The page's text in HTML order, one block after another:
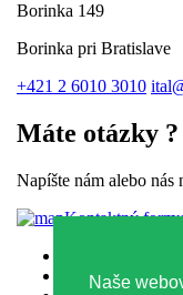
Naše
Borinka 149
Borinka pri Bratislave
+421 2 6010 3010
Máte otázky ?
Napíšte nám alebo nás
Kontaktný
Zásady